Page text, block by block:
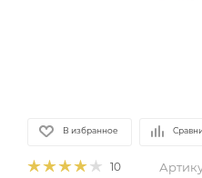
В избранное
10